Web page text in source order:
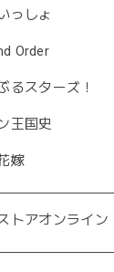
っしょ
Order
るスターズ！
王国史
嫁
トアオンライン